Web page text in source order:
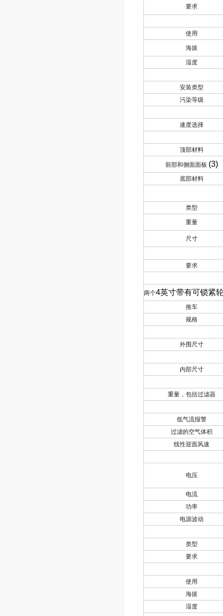
要求
使用
海拔
湿度
安装类型
污染等级
速度选择
顶部材料
前部和侧面面板 (3)
底部材料
类型
重量
尺寸
要求
两个4英寸带有可锁紧
推车
规格
外围尺寸
内部尺寸
重量，包括过滤器
低气流报警
过滤的空气体积
线性迎面风速
电压
电流
功率
电源波动
类型
要求
使用
海拔
湿度